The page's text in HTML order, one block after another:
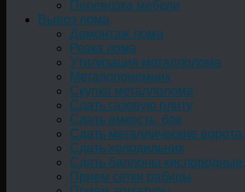
Перевозка мебели
Вывоз лома
Демонтаж лома
Резка лома
Утилизация металлолома
Металоприемник
Скупка металлолома
Сдать газовую плиту
Сдать емкость, бак
Cдать металлические
Сдать холодильник
Сдать баллоны
Прием сетки рабицы